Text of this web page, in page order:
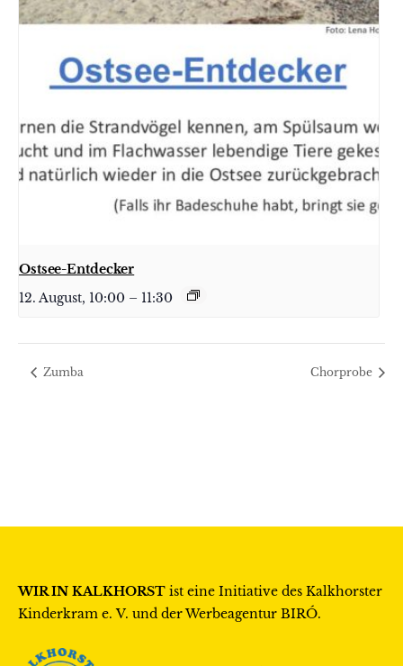
Ostsee-Entdecker
12. August, 10:00 – 11:30
Zumba Chorprobe
WIR IN KALKHORST ist eine Initiative des Kalkhorster
Kinderkram e. V. und der Werbeagentur BIRÓ.